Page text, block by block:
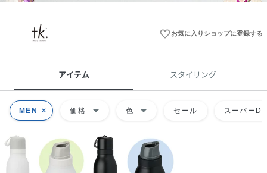
favorite_borderお気に入りショップに登録する
アイテム スタイリング
MEN 価格 arrow_drop_down 色 arrow_drop_down セール スーパー